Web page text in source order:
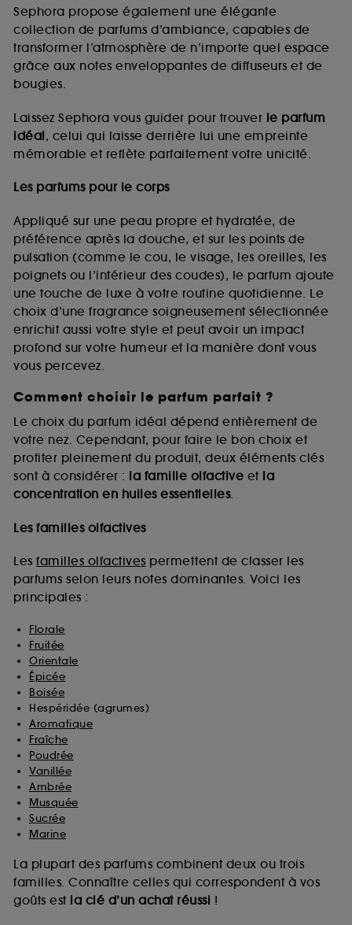
Sephora propose également une élégante
collection de parfums d’ambiance, capables de
transformer l’atmosphère de n’importe quel espace
grâce aux notes enveloppantes de diffuseurs et de
bougies.
Laissez Sephora vous guider pour trouver le parfum
idéal, celui qui laisse derrière lui une empreinte
mémorable et reflète parfaitement votre unicité.
Les parfums pour le corps
Appliqué sur une peau propre et hydratée, de
préférence après la douche, et sur les points de
pulsation (comme le cou, le visage, les oreilles, les
poignets ou l’intérieur des coudes), le parfum ajoute
une touche de luxe à votre routine quotidienne. Le
choix d’une fragrance soigneusement sélectionnée
enrichit aussi votre style et peut avoir un impact
profond sur votre humeur et la manière dont vous
vous percevez.
Comment choisir le parfum parfait ?
Le choix du parfum idéal dépend entièrement de
votre nez. Cependant, pour faire le bon choix et
profiter pleinement du produit, deux éléments clés
sont à considérer : la famille olfactive et la
concentration en huiles essentielles.
Les familles olfactives
Les familles olfactives permettent de classer les
parfums selon leurs notes dominantes. Voici les
principales :
Florale
Fruitée
Orientale
Épicée
Boisée
Hespéridée (agrumes)
Aromatique
Fraîche
Poudrée
Vanillée
Ambrée
Musquée
Sucrée
Marine
La plupart des parfums combinent deux ou trois
familles. Connaître celles qui correspondent à vos
goûts est la clé d’un achat réussi !
de vous plaire via des publicités, y compris sur des
sites tiers et sur les réseaux sociaux, sur la base
des pages que vous avez consultées, de votre
navigation, et de l'historique de vos interactions.
d’en améliorer la performance.
Cookies de sécurisation des paiements en ligne :
fraudes aux moyens de paiement et les
usurpations d’identité.
Cookies fonctionnels :il s’agit de cookies
permettant l’affichage et/ou la fourniture de
certaines fonctionnalités du site, tel que les
cookies d’authentification qui sont utilisés afin de
vous faire bénéficier de l’authentification
prolongée vous permettant d’accéder à votre
compte lors de votre prochaine visite sur le site
sans saisir à nouveau votre identifiant et mot de
passe.
A l'exception des cookies techniques, le dépôt et la
lecture de ces traceurs requiert votre accord. Vous
pouvez personnaliser vos choix concernant le dépôt
de ces cookies grâce au bouton "personnaliser mes
choix" ci-dessous ou décider de "tout accepter".
Sephora pourra associer les informations de
navigation collectées par ces Cookies, pour les
collectées ou générées lors de votre activité en ligne
sur "continuer sans accepter". Voous pouvez à tout
moment choisir de retirer votrte consentement. Si vous
souhaitez obtenir plus d'information sur les cookies
utilisés, cliquez